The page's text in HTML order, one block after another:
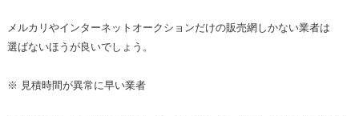
メルカリやインターネットオークションだけの販売網しかない業者は
選ばないほうが良いでしょう。
※ 見積時間が異常に早い業者